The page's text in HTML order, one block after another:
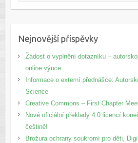
Nejnovější příspěvky
Žádost o vyplnění dotazníku –
online výuce
Informace o externí přednášce:
Science
Creative Commons – First Chapter
Nové oficiální překlady 4.0 licencí
češtině!
Brožura ochrany soukromí pro děti,